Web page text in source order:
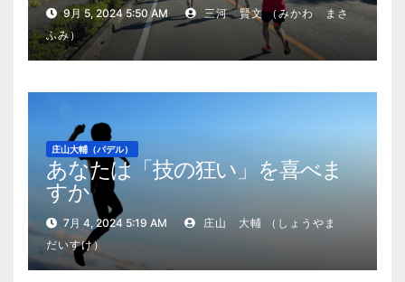
9月 5, 2024 5:50 AM
三河 賢文 （みかわ まさ
ふみ）
庄山大輔（パデル）
あなたは「技の狂い」を喜べま
すか
7月 4, 2024 5:19 AM
庄山 大輔 （しょうやま
だいすけ）